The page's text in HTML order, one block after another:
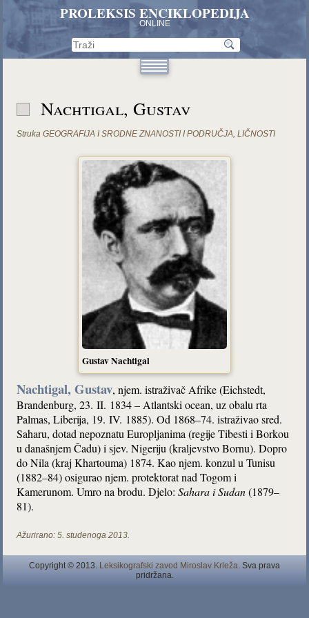
PROLEKSIS ENCIKLOPEDIJA
ONLINE
Nachtigal, Gustav
Struka GEOGRAFIJA I SRODNE ZNANOSTI I PODRUČJA,LIČNOSTI
Gustav Nachtigal
Nachtigal, Gustav, njem. istraživač Afrike (Eichstedt,
Brandenburg, 23. II. 1834 – Atlantski ocean, uz obalu rta
Palmas, Liberija, 19. IV. 1885). Od 1868–74. istraživao sred.
Saharu, dotad nepoznatu Europljanima (regije Tibesti i Borkou
u današnjem Čadu) i sjev. Nigeriju (kraljevstvo Bornu). Dopro
do Nila (kraj Khartouma) 1874. Kao njem. konzul u Tunisu
(1882–84) osigurao njem. protektorat nad Togom i
Kamerunom. Umro na brodu. Djelo:Sahara i Sudan(1879–
81).
Ažurirano: 5. studenoga 2013.
Copyright © 2013. Leksikografski zavod Miroslav Krleža. Sva prava
pridržana.